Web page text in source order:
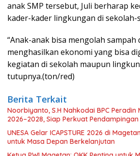
anak SMP tersebut, Juli berharap
kader-kader lingkungan di sekolah-
“Anak-anak bisa mengolah sampah
menghasilkan ekonomi yang bisa
kegiatan di sekolah maupun
tutupnya.(ton/red)
Berita Terkait
Noorbiyanto, S.H Nahkodai BPC Peradin
2026–2028, Siap Perkuat Pendampingan
UNESA Gelar ICAPSTURE 2026 di
untuk Masa Depan Berkelanjutan